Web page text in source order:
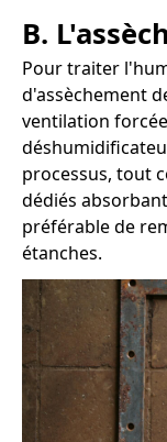
B.
Pour traiter
d'assèchement
ventilation
processus, tout
dédiés
préférable de
étanches.